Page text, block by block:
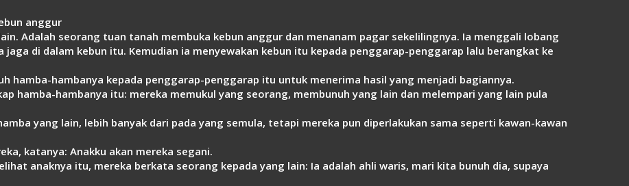
anggur
Adalah seorang tuan tanah membuka kebun anggur dan menanam pagar sekelilingnya. Ia menggali lobang
di dalam kebun itu. Kemudian ia menyewakan kebun itu kepada penggarap-penggarap lalu berangkat ke
hamba-hambanya kepada penggarap-penggarap itu untuk menerima hasil yang menjadi bagiannya.
hamba-hambanya itu: mereka memukul yang seorang, membunuh yang lain dan melempari yang lain pula
yang lain, lebih banyak dari pada yang semula, tetapi mereka pun diperlakukan sama seperti kawan-kawan
katanya: Anakku akan mereka segani.
anaknya itu, mereka berkata seorang kepada yang lain: Ia adalah ahli waris, mari kita bunuh dia, supaya